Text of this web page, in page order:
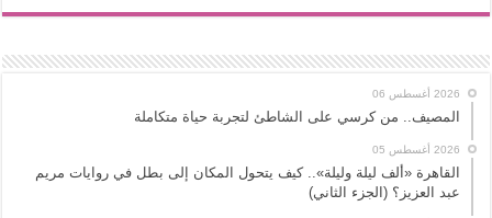
2026 أغسطس 06
المصيف.. من كرسي على الشاطئ لتجربة حياة متكاملة
2026 أغسطس 05
القاهرة «ألف ليلة وليلة».. كيف يتحول المكان إلى بطل في روايات مريم
عبد العزيز؟ (الجزء الثاني)